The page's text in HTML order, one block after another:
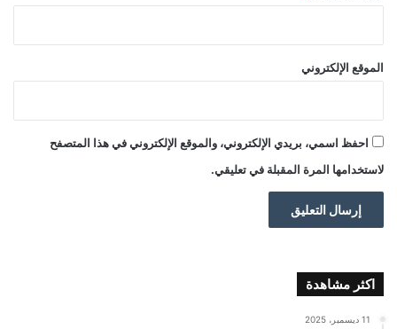
الموقع الإلكتروني
احفظ اسمي، بريدي الإلكتروني، والموقع الإلكتروني في هذا المتصفح
لاستخدامها المرة المقبلة في تعليقي.
اكثر مشاهدة
11 ديسمبر، 2025